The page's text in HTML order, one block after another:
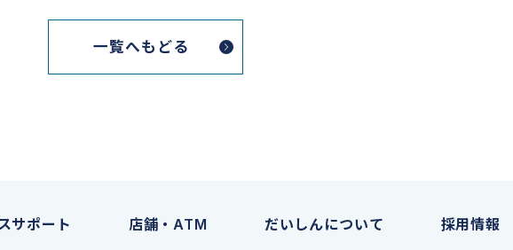
一覧へもどる
サポート 店舗・ATM だいしんについて 採用情報